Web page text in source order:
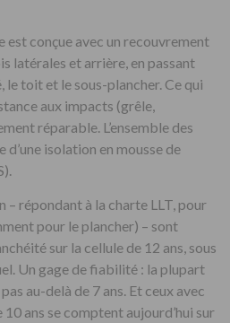
est conçue avec un recouvrement
latérales et arrière, en passant
toit et le sous-plancher. Ce qui
aux impacts (grêle,
réparable. L’ensemble des
isolation en mousse de
– répondant à la charte LLT, pour
pour le plancher) – sont
sur la cellule de 12 ans, sous
Un gage de fiabilité : la plupart
au-delà de 7 ans. Et ceux avec
ans se comptent aujourd’hui sur